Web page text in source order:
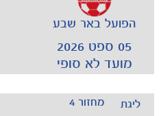
הפועל באר שבע
05 ספט 2026
מועד לא סופי
ליגת
מחזור 4